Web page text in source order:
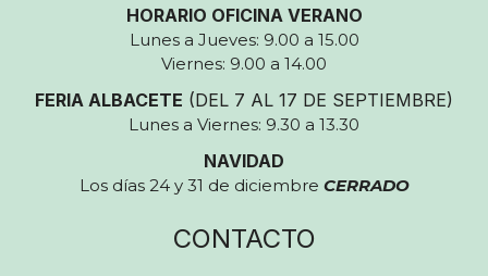
HORARIO OFICINA VERANO
Lunes a Jueves: 9.00 a 15.00
Viernes: 9.00 a 14.00
FERIA ALBACETE (DEL 7 AL 17 DE SEPTIEMBRE)
Lunes a Viernes: 9.30 a 13.30
NAVIDAD
Los días 24 y 31 de diciembre CERRADO
CONTACTO